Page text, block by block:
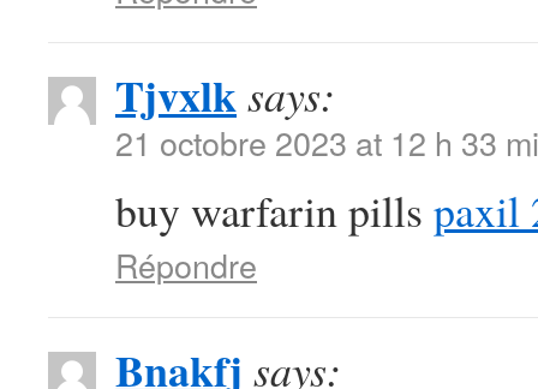
Tjvxlksays:
21 octobre 2023 at 12 h 33
buy warfarin pills paxil
Répondre
Bnakfj says: